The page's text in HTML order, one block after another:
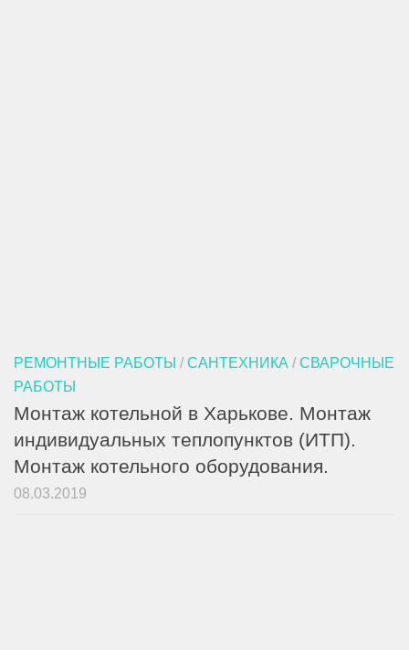
РЕМОНТНЫЕ РАБОТЫ / САНТЕХНИКА / СВАРОЧНЫЕ
РАБОТЫ
Монтаж котельной в Харькове. Монтаж
индивидуальных теплопунктов (ИТП).
Монтаж котельного оборудования.
08.03.2019